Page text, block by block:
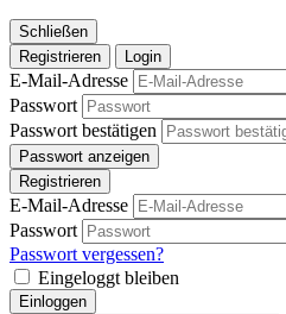
Schließen
Registrieren
Login
E-Mail-Adresse
Passwort
Passwort bestätigen
Passwort anzeigen
Registrieren
E-Mail-Adresse
Passwort
Passwort vergessen?
Eingeloggt bleiben
Einloggen